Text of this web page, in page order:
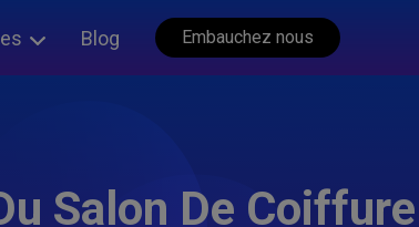
Blog Embauchez nous
Salon De Coiffure